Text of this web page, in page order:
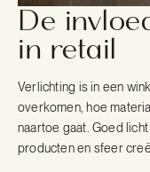
De
in retail
Verlichting is in een
overkomen, hoe
naartoe gaat. Goed
producten en sfeer